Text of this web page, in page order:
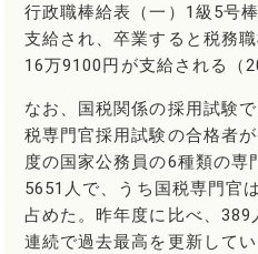
行政職棒給表（一）1級5号
支給され、卒業すると税務
16万9100円が支給される（
なお、国税関係の採用試験
税専門官採用試験の合格者
度の国家公務員の6種類の専
5651人で、うち国税専門官
占めた。昨年度に比べ、
連続で過去最高を更新して